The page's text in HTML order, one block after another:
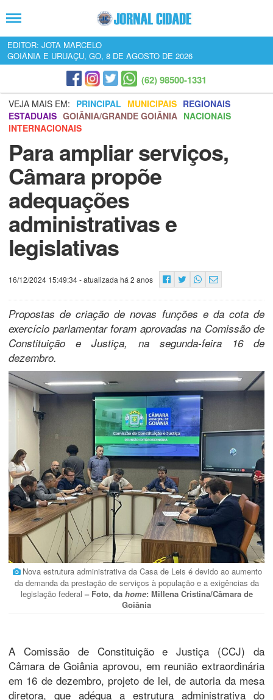
EDITOR: JOTA MARCELO
GOIÂNIA E URUAÇU, GO, 8 DE AGOSTO DE 2026
(62) 98500-1331
VEJA MAIS EM: PRINCIPAL MUNICIPAIS REGIONAIS
ESTADUAIS GOIÂNIA/GRANDE GOIÂNIA NACIONAIS
INTERNACIONAIS
Para ampliar serviços,
Câmara propõe
adequações
administrativas e
legislativas
16/12/2024 15:49:34- atualizada há 2 anos
Propostas de criação de novas funções e da cota de
exercício parlamentar foram aprovadas na Comissão de
Constituição e Justiça, na segunda-feira 16 de
dezembro.
Nova estrutura administrativa da Casa de Leis é devido ao aumento
da demanda da prestação de serviços à população e a exigências da
legislação federal – Foto, da home: Millena Cristina/Câmara de
Goiânia
A Comissão de Constituição e Justiça (CCJ) da
Câmara de Goiânia aprovou, em reunião extraordinária
em 16 de dezembro, projeto de lei, de autoria da mesa
diretora, que adéqua a estrutura administrativa do